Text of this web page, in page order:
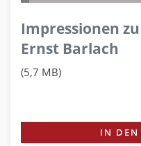
Impressionen
Ernst Barlach
(5,7 MB)
IN DEN